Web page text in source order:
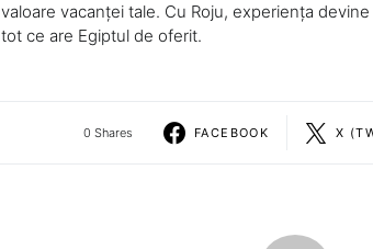
valoare vacanței tale. Cu Roju, experiența
tot ce are Egiptul de oferit.
0 Shares FACEBOOK X